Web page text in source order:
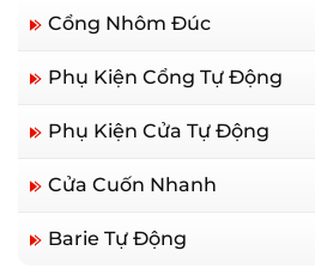
Cổng Nhôm Đúc
Phụ Kiện Cổng Tự Động
Phụ Kiện Cửa Tự Động
Cửa Cuốn Nhanh
Cửa Cuốn Nhanh Hàn Quốc
Barie Tự Động